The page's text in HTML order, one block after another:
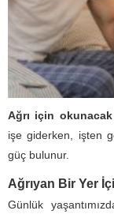
Ağrı için
işe giderken, işten
güç bulunur.
Ağrıyan Bir Yer
Günlük